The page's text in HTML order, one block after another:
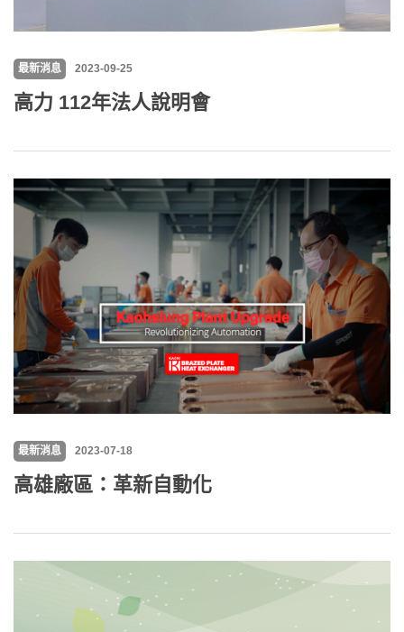
最新消息 2023-09-25
高力 112年法人說明會
最新消息 2023-07-18
高雄廠區：革新自動化